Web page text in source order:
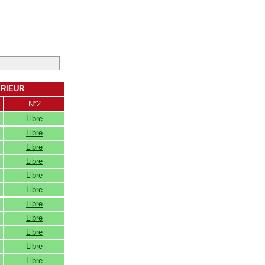
N°2
Libre
Libre
Libre
Libre
Libre
Libre
Libre
Libre
Libre
Libre
Libre